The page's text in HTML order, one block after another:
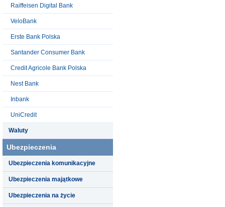
Raiffeisen Digital Bank
VeloBank
Erste Bank Polska
Santander Consumer Bank
Credit Agricole Bank Polska
Nest Bank
Inbank
UniCredit
Waluty
Ubezpieczenia
Ubezpieczenia komunikacyjne
Ubezpieczenia majątkowe
Ubezpieczenia na życie